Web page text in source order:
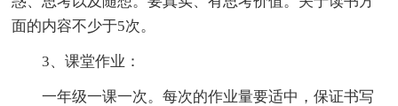
面的内容不少于5次。
3、课堂作业：
一年级一课一次。每次的作业量要适中，保证书写